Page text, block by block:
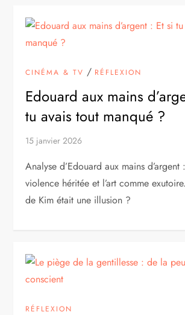
CINÉMA & TV / RÉFLEXION
Edouard aux mains
tu avais tout manqué ?
15 janvier 2026
Analyse d’Edouard aux mains
violence héritée et l’art comme
de Kim était une illusion ?
RÉFLEXION